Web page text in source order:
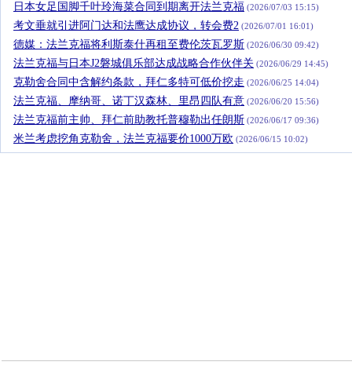
日本女足国脚千叶玲海菜合同到期离开法兰克福 (2026/07/03 15:15)
考文垂就引进阿门达和法鹰达成协议，转会费2 (2026/07/01 16:01)
德媒：法兰克福将利斯泰什再租至费伦茨瓦罗斯 (2026/06/30 09:42)
法兰克福与日本J2磐城俱乐部达成战略合作伙伴关 (2026/06/29 14:45)
克勒舍合同中含解约条款，拜仁多特可低价挖走 (2026/06/25 14:04)
法兰克福、摩纳哥、诺丁汉森林、里昂四队有意 (2026/06/20 15:56)
法兰克福前主帅、拜仁前助教托普穆勒出任朗斯 (2026/06/17 09:36)
米兰考虑挖角克勒舍，法兰克福要价1000万欧 (2026/06/15 10:02)